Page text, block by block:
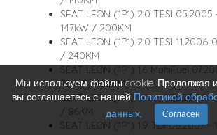
SEAT LEON (1P1) 2.0 TFSI
147kW / 200KM
SEAT LEON (1P1) 2.0 TFSI 11.2006-
/ 240KM
SEAT LEON (1P1) 1.6 MultiFuel
75kW / 102KM
SEAT LEON (1P1) 1.4 16V 06.2006 -
/ 86KM
SEAT LEON (1P1) 1.9 TDI 06.2007 -
Мы используем файлы cookie. Продолжая
вы соглашаетесь с нашейПолитикой
данных
Согласен